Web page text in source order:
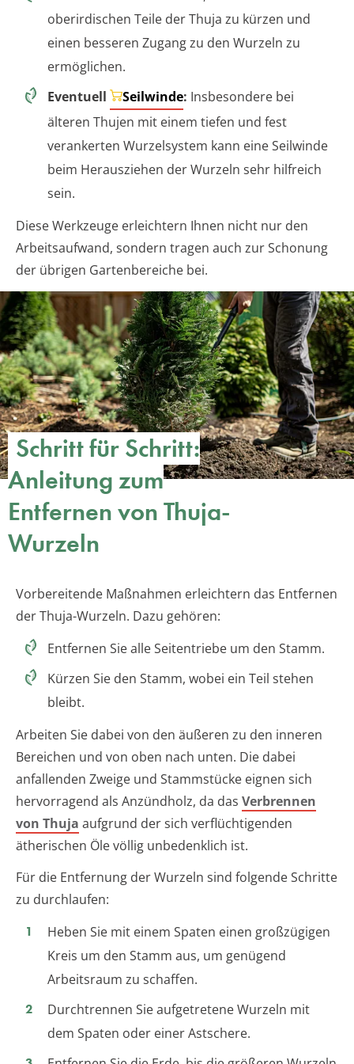
oberirdischen Teile der Thuja zu kürzen und
einen besseren Zugang zu den Wurzeln zu
ermöglichen.
Eventuell
Seilwinde: Insbesondere bei
älteren Thujen mit einem tiefen und fest
verankerten Wurzelsystem kann eine Seilwinde
beim Herausziehen der Wurzeln sehr hilfreich
sein.
Diese Werkzeuge erleichtern Ihnen nicht nur den
Arbeitsaufwand, sondern tragen auch zur Schonung
der übrigen Gartenbereiche bei.
Schritt für Schritt:
Anleitung zum
Entfernen von Thuja-
Wurzeln
Vorbereitende Maßnahmen erleichtern das Entfernen
der Thuja-Wurzeln. Dazu gehören:
Entfernen Sie alle Seitentriebe um den Stamm.
Kürzen Sie den Stamm, wobei ein Teil stehen
bleibt.
Arbeiten Sie dabei von den äußeren zu den inneren
Bereichen und von oben nach unten. Die dabei
anfallenden Zweige und Stammstücke eignen sich
hervorragend als Anzündholz, da das Verbrennen
von Thuja aufgrund der sich verflüchtigenden
ätherischen Öle völlig unbedenklich ist.
Für die Entfernung der Wurzeln sind folgende Schritte
zu durchlaufen:
Heben Sie mit einem Spaten einen großzügigen
Kreis um den Stamm aus, um genügend
Arbeitsraum zu schaffen.
Durchtrennen Sie aufgetretene Wurzeln mit
dem Spaten oder einer Astschere.